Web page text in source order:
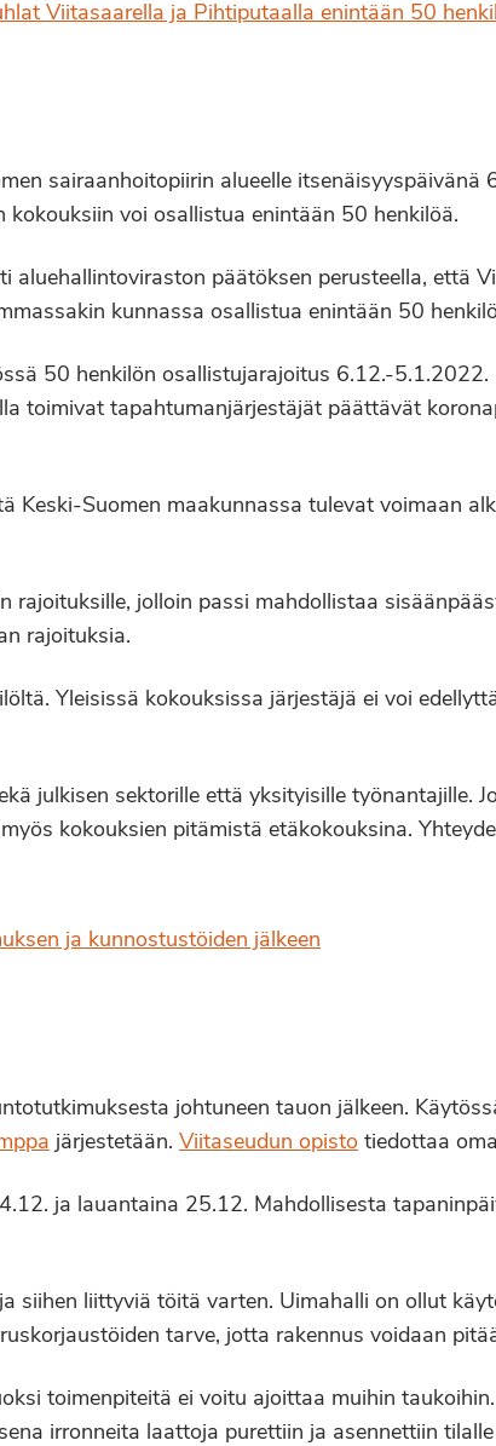
Viitasaarella ja Pihtiputaalla enintään 50
sairaanhoitopiirin alueelle
voi osallistua enintään 50 henkilöä.
päätöksen perusteella, että
kunnassa osallistua enintään 50
50 henkilön osallistujarajoitus 6.12.-
toimivat tapahtumanjärjestäjät päättävät
Keski-Suomen maakunnassa tulevat voimaan
jolloin passi mahdollistaa
rajoituksia.
Yleisissä kokouksissa järjestäjä ei voi
julkisen sektorille että yksityisille työnantajille.
kokouksien pitämistä etäkokouksina.
ja kunnostustöiden jälkeen
johtuneen tauon jälkeen.
järjestetään. Viitaseudun opisto tiedottaa
ja lauantaina 25.12. Mahdollisesta
siihen liittyviä töitä varten. Uimahalli on ollut
tarve, jotta rakennus voidaan
toimenpiteitä ei voitu ajoittaa muihin
irronneita laattoja purettiin ja asennettiin